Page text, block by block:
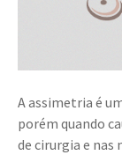
A assimetria é
porém quando
de cirurgia e nas